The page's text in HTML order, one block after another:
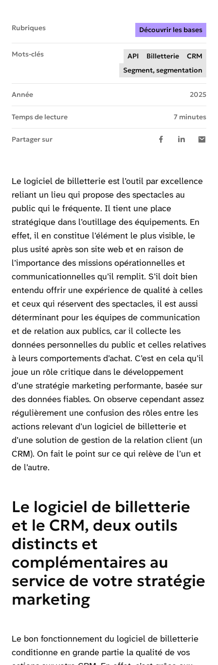
Rubriques Découvrir les bases
Mots-clés API Billetterie
CRM
Segment, segmentation
Année 2025
Temps de lecture 7 minutes
Partager sur
Le logiciel de billetterie est l’outil par excellence
reliant un lieu qui propose des spectacles au
public qui le fréquente. Il tient une place
stratégique dans l’outillage des équipements. En
effet, il en constitue l’élément le plus visible, le
plus usité après son site web et en raison de
l’importance des missions opérationnelles et
communicationnelles qu’il remplit. S’il doit bien
entendu offrir une expérience de qualité à celles
et ceux qui réservent des spectacles, il est aussi
déterminant pour les équipes de communication
et de relation aux publics, car il collecte les
données personnelles du public et celles relatives
à leurs comportements d’achat. C’est en cela qu’il
joue un rôle critique dans le développement
d’une stratégie marketing performante, basée sur
des données fiables. On observe cependant assez
régulièrement une confusion des rôles entre les
actions relevant d’un logiciel de billetterie et
d’une solution de gestion de la relation client (un
CRM). On fait le point sur ce qui relève de l’un et
de l’autre.
Le logiciel de billetterie
et le CRM, deux outils
distincts et
complémentaires au
service de votre stratégie
marketing
Le bon fonctionnement du logiciel de billetterie
conditionne en grande partie la qualité de vos